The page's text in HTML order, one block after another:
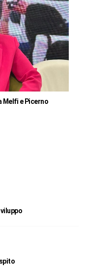
Melfi e Picerno